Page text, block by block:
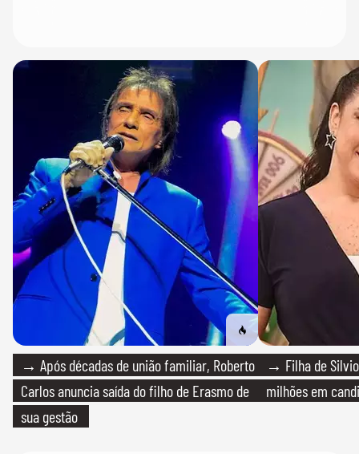
→ Após décadas de união familiar, Roberto
Carlos anuncia saída do filho de Erasmo de
sua gestão
→ Filha de Silvio
milhões em